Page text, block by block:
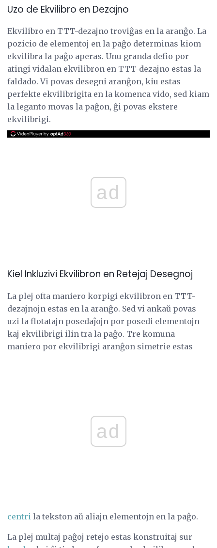
Uzo de Ekvilibro en Dezajno
Ekvilibro en TTT-dezajno troviĝas en la aranĝo. La
pozicio de elementoj en la paĝo determinas kiom
ekvilibra la paĝo aperas. Unu granda defio por
atingi vidalan ekvilibron en TTT-dezajno estas la
faldado. Vi povas desegni aranĝon, kiu estas
perfekte ekvilibrigita en la komenca vido, sed kiam
la leganto movas la paĝon, ĝi povas ekstere
ekvilibrigi.
ad
Kiel Inkluzivi Ekvilibron en Retejaj Desegnoj
La plej ofta maniero korpigi ekvilibron en TTT-
dezajnojn estas en la aranĝo. Sed vi ankaŭ povas
uzi la flotatajn posedaĵojn por posedi elementojn
kaj ekvilibrigi ilin tra la paĝo. Tre komuna
maniero por ekvilibrigi aranĝon simetrie estas
ad
centri la tekston aŭ aliajn elementojn en la paĝo.
La plej multaj paĝoj retejo estas konstruitaj sur